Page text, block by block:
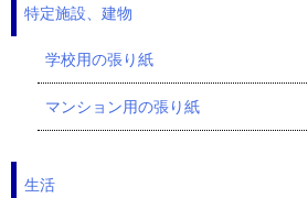
特定施設、建物
学校用の張り紙
マンション用の張り紙
生活